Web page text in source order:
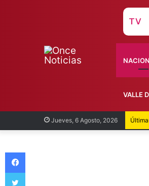
Jueves, 6 Agosto, 2026
TV
VALLE
Facebook
Twitter